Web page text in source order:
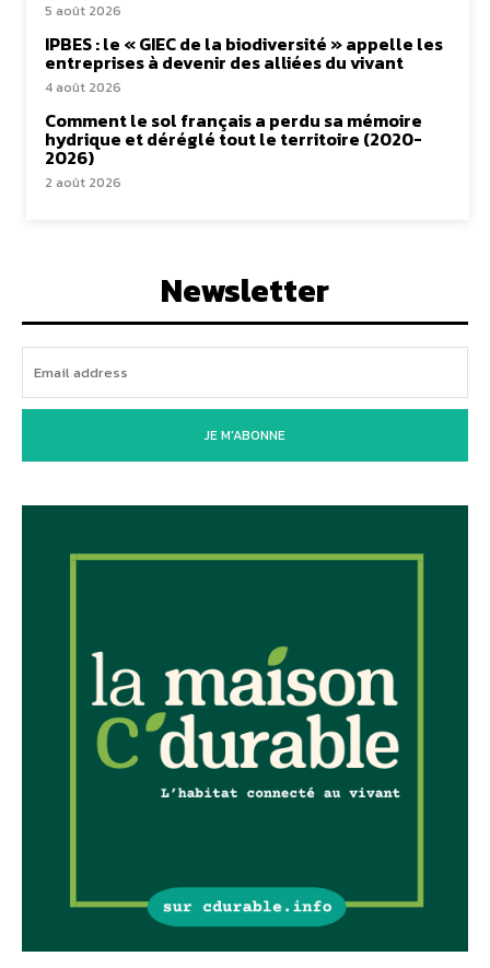
5 août 2026
IPBES : le « GIEC de la biodiversité » appelle les
entreprises à devenir des alliées du vivant
4 août 2026
Comment le sol français a perdu sa mémoire
hydrique et déréglé tout le territoire (2020-
2026)
2 août 2026
Newsletter
JE M'ABONNE